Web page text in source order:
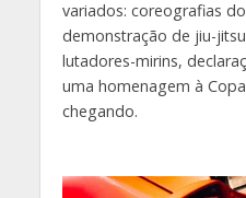
variados: coreografias
demonstração de jiu-
lutadores-mirins,
uma homenagem à
chegando.